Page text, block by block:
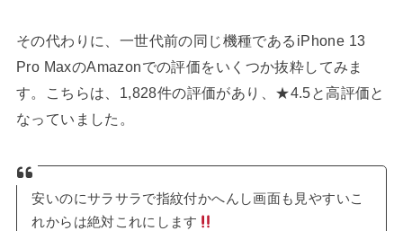
その代わりに、一世代前の同じ機種であるiPhone 13
Pro MaxのAmazonでの評価をいくつか抜粋してみま
す。こちらは、1,828件の評価があり、★4.5と高評価と
なっていました。
安いのにサラサラで指紋付かへんし画面も見やすいこ
れからは絶対これにします